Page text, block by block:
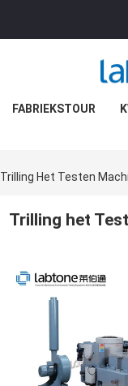
FABRIEKSTOUR
Trilling Het Testen
Trilling het